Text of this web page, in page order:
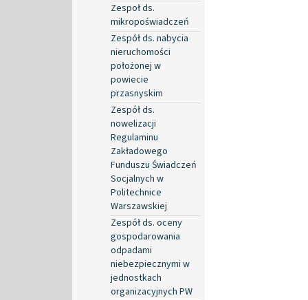
Zespoł ds.
mikropoświadczeń
Zespół ds. nabycia
nieruchomości
położonej w
powiecie
przasnyskim
Zespół ds.
nowelizacji
Regulaminu
Zakładowego
Funduszu Świadczeń
Socjalnych w
Politechnice
Warszawskiej
Zespół ds. oceny
gospodarowania
odpadami
niebezpiecznymi w
jednostkach
organizacyjnych PW